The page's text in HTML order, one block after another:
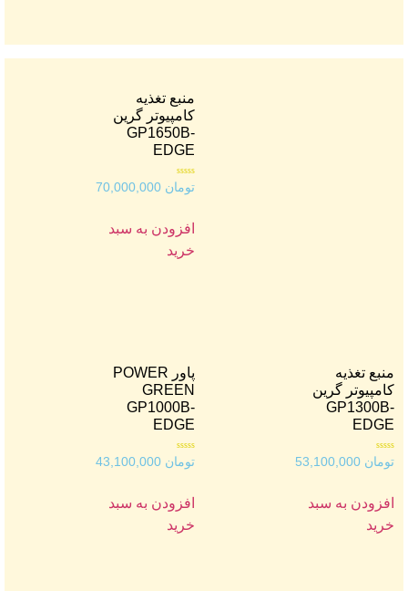
منبع تغذیه
کامپیوتر گرین
GP1650B-
EDGE
امتیاز
0
تومان
افزودن به سبد
خرید
منبع تغذیه
کامپیوتر گرین
GP1300B-
EDGE
امتیاز
0
تومان
افزودن به سبد
خرید
پاور POWER
GREEN
GP1000B-
EDGE
امتیاز
0
تومان
افزودن به سبد
خرید